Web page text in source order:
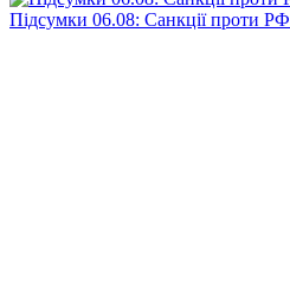
Підсумки 06.08: Санкції проти